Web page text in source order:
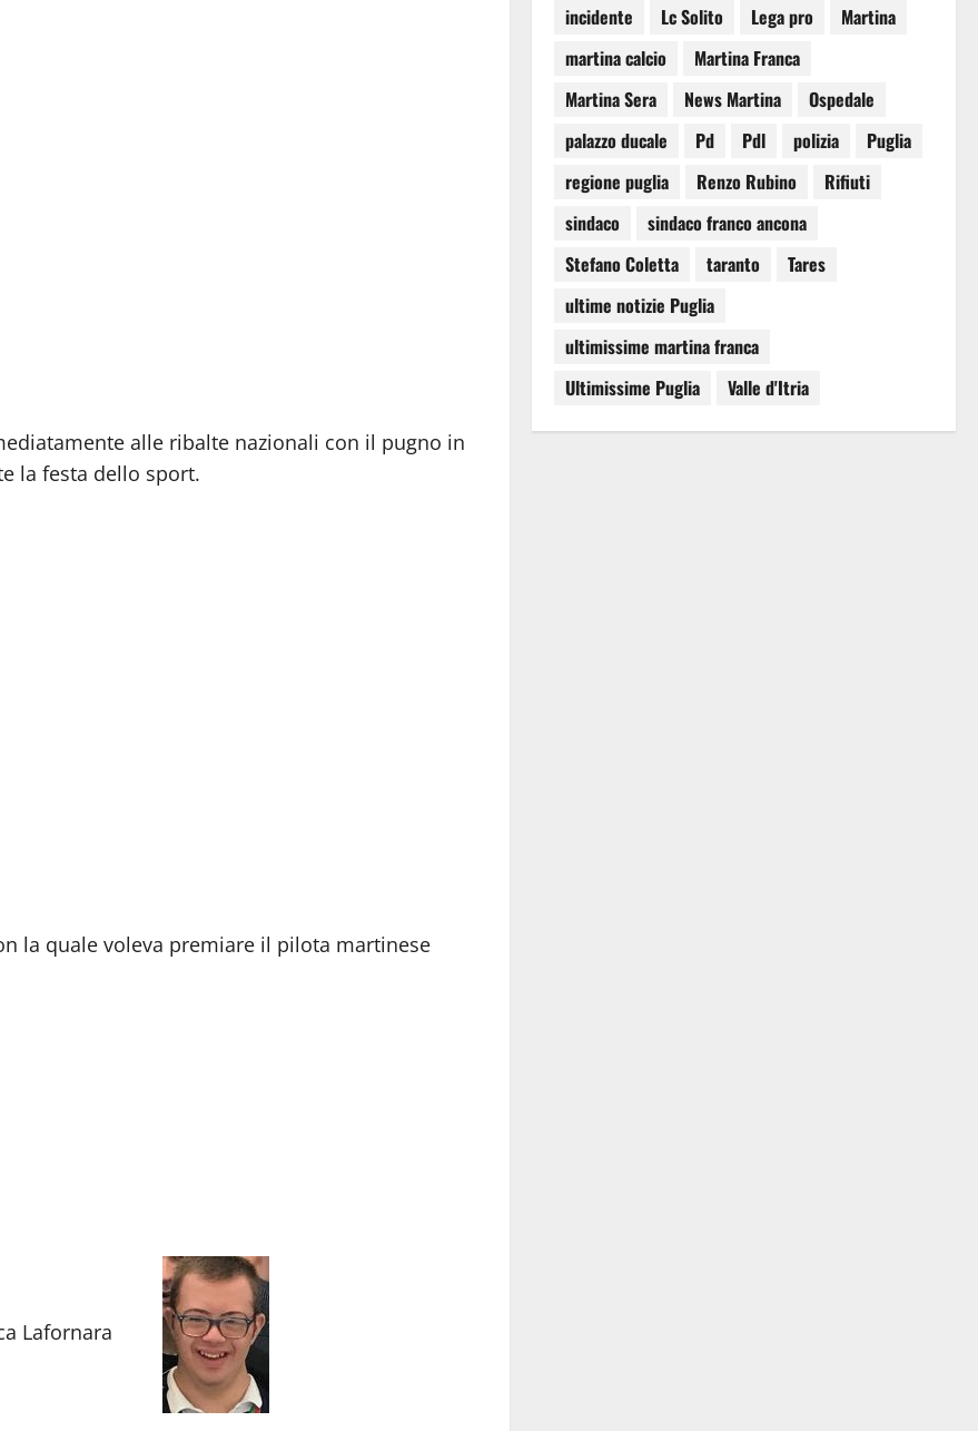
alle ribalte nazionali con il pugno in
la festa dello sport.
la quale voleva premiare il pilota martinese
Lafornara
incidente
Lc Solito Lega pro
Martina
martina calcio
Martina Franca
Martina Sera
News Martina
Ospedale
palazzo ducale
Pd Pdl polizia
Puglia
regione puglia
Renzo Rubino
Rifiuti
sindaco
sindaco franco ancona
Stefano Coletta
taranto
Tares
ultime notizie Puglia
ultimissime martina franca
Ultimissime Puglia
Valle d'Itria